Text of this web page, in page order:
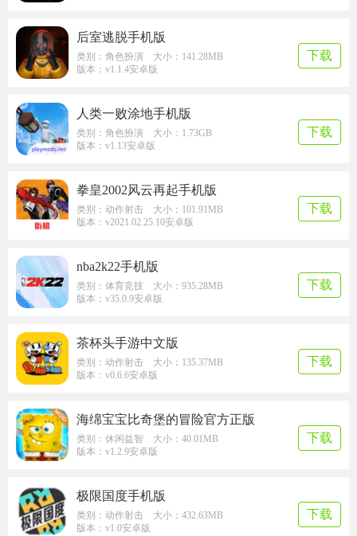
后室逃脱手机版
类别：角色扮演 大小：141.28MB
版本：v1.1.4安卓版
下载
人类一败涂地手机版
类别：角色扮演 大小：1.73GB
版本：v1.13安卓版
下载
拳皇2002风云再起手机版
类别：动作射击 大小：101.91MB
版本：v2021.02.25.10安卓版
下载
nba2k22手机版
类别：体育竞技 大小：935.28MB
版本：v35.0.9安卓版
下载
茶杯头手游中文版
类别：动作射击 大小：135.37MB
版本：v0.6.6安卓版
下载
海绵宝宝比奇堡的冒险官方正版
类别：休闲益智 大小：40.01MB
版本：v1.2.9安卓版
下载
极限国度手机版
类别：动作射击 大小：432.63MB
版本：v1.0安卓版
下载